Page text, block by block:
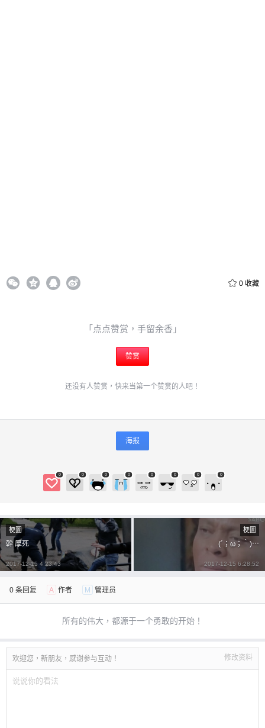
0 收藏
「点点赞赏，手留余香」
赞赏
还没有人赞赏，快来当第一个赞赏的人吧！
海报
0 0 0 0 0 0 0 0
梗圖
幹 厚死
2017-12-15 4:23:43
梗圖
(´；ω；｀)⋯
2017-12-15 6:28:52
0 条回复 A 作者 M 管理员
所有的伟大，都源于一个勇敢的开始！
欢迎您，新朋友，感谢参与互动！ 修改资料